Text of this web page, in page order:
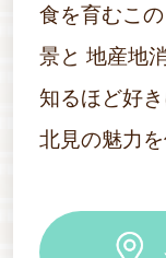
食を育むこ
景と 地産地
知るほど好き
北見の魅力を